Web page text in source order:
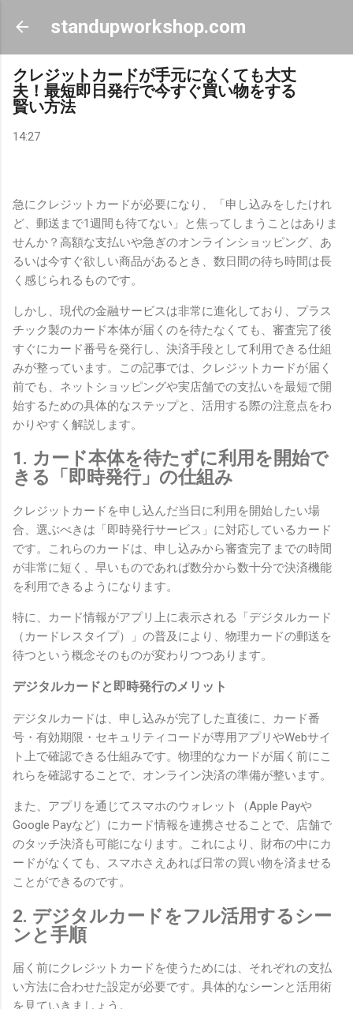
スキップしてメイン コンテンツに移動
standupworkshop.com
クレジットカードが手元になくても大丈
夫！最短即日発行で今すぐ買い物をする
賢い方法
14:27
急にクレジットカードが必要になり、「申し込みをしたけれ
ど、郵送まで1週間も待てない」と焦ってしまうことはありま
せんか？高額な支払いや急ぎのオンラインショッピング、あ
るいは今すぐ欲しい商品があるとき、数日間の待ち時間は長
く感じられるものです。
しかし、現代の金融サービスは非常に進化しており、プラス
チック製のカード本体が届くのを待たなくても、審査完了後
すぐにカード番号を発行し、決済手段として利用できる仕組
みが整っています。この記事では、クレジットカードが届く
前でも、ネットショッピングや実店舗での支払いを最短で開
始するための具体的なステップと、活用する際の注意点をわ
かりやすく解説します。
1. カード本体を待たずに利用を開始で
きる「即時発行」の仕組み
クレジットカードを申し込んだ当日に利用を開始したい場
合、選ぶべきは「即時発行サービス」に対応しているカード
です。これらのカードは、申し込みから審査完了までの時間
が非常に短く、早いものであれば数分から数十分で決済機能
を利用できるようになります。
特に、カード情報がアプリ上に表示される「デジタルカード
（カードレスタイプ）」の普及により、物理カードの郵送を
待つという概念そのものが変わりつつあります。
デジタルカードと即時発行のメリット
デジタルカードは、申し込みが完了した直後に、カード番
号・有効期限・セキュリティコードが専用アプリやWebサイ
ト上で確認できる仕組みです。物理的なカードが届く前にこ
れらを確認することで、オンライン決済の準備が整います。
また、アプリを通じてスマホのウォレット（Apple Payや
Google Payなど）にカード情報を連携させることで、店舗で
のタッチ決済も可能になります。これにより、財布の中にカ
ードがなくても、スマホさえあれば日常の買い物を済ませる
ことができるのです。
2. デジタルカードをフル活用するシー
ンと手順
届く前にクレジットカードを使うためには、それぞれの支払
い方法に合わせた設定が必要です。具体的なシーンと活用術
を見ていきましょう。